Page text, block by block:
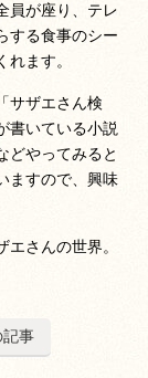
員が座り、テレ
する食事のシー
ます。
サザエさん検
書いている小説
どやってみると
ますので、興味
さんの世界。
記事